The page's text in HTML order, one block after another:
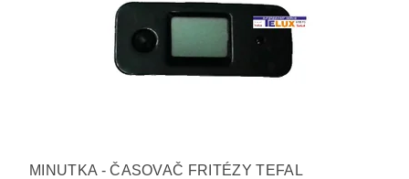
MINUTKA - ČASOVAČ FRITÉZY TEFAL